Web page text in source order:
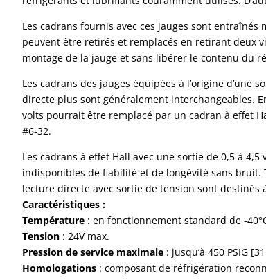
Les cadrans fournis avec ces jauges sont
peuvent être retirés et remplacés en retirant deux
montage de la jauge et sans libérer le contenu du
Les cadrans des jauges équipées à l’origine d’une
directe plus sont généralement interchangeables.
volts pourrait être remplacé par un cadran à effet
#6-32.
Les cadrans à effet Hall avec une sortie de 0,5 à
indisponibles de fiabilité et de longévité sans
lecture directe avec sortie de tension sont destinés
Caractéristiques:
Température : en fonctionnement standard de -
Tension : 24V max.
Pression de service maximale : jusqu’à 450 PSIG
Homologations : composant de réfrigération